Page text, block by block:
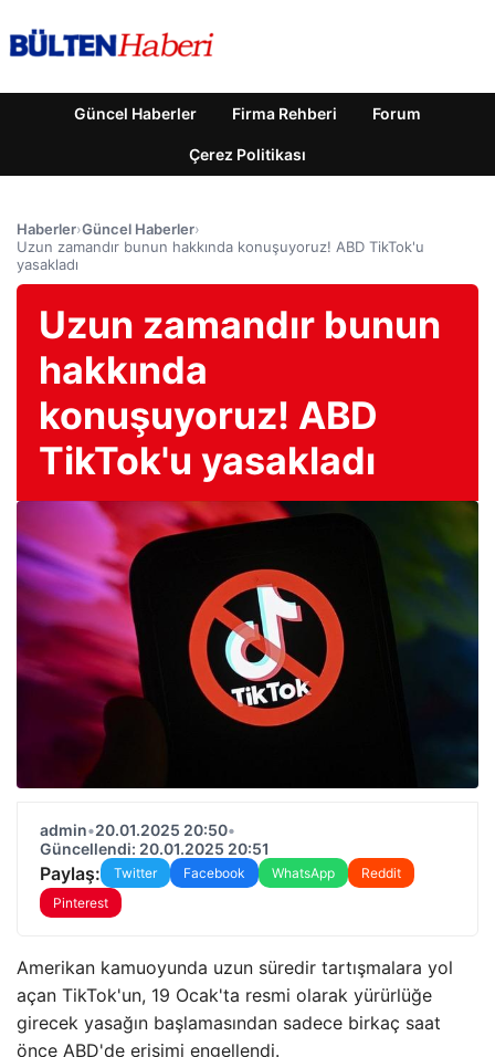
Güncel Haberler Firma Rehberi Forum
Çerez Politikası
Haberler›Güncel Haberler›
Uzun zamandır bunun hakkında konuşuyoruz! ABD TikTok'u
yasakladı
Uzun zamandır bunun
hakkında
konuşuyoruz! ABD
TikTok'u yasakladı
admin•20.01.2025 20:50•
Güncellendi: 20.01.2025 20:51
Paylaş: Twitter Facebook WhatsApp
Reddit
Pinterest
Amerikan kamuoyunda uzun süredir tartışmalara yol
açan TikTok'un, 19 Ocak'ta resmi olarak yürürlüğe
girecek yasağın başlamasından sadece birkaç saat
önce ABD'de erişimi engellendi.